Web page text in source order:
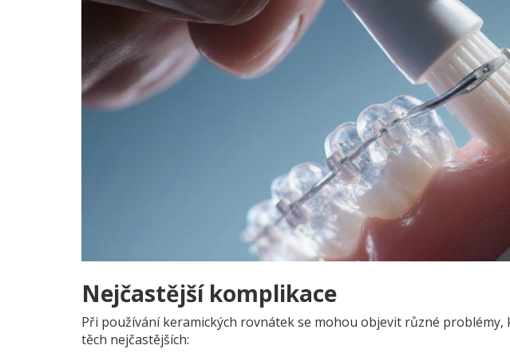
Nejčastější komplikace
Při používání keramických rovnátek se mohou objevit různé problémy,
těch nejčastějších: